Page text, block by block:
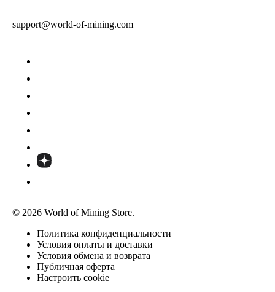
support@world-of-mining.com
© 2026 World of Mining Store.
Политика конфиденциальности
Условия оплаты и доставки
Условия обмена и возврата
Публичная оферта
Настроить cookie